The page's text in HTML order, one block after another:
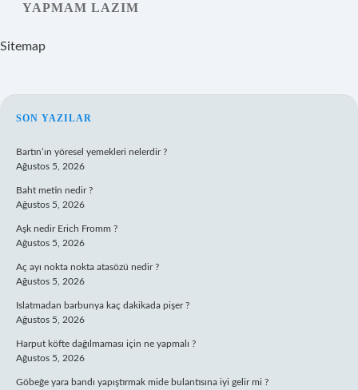
Yasal Uyarı
Hakkımızda
YAPMAM LAZIM
Sitemap
SIDEBAR
SON YAZILAR
Bartın’ın yöresel yemekleri nelerdir ?
Ağustos 5, 2026
Baht metin nedir ?
Ağustos 5, 2026
Aşk nedir Erich Fromm ?
Ağustos 5, 2026
Aç ayı nokta nokta atasözü nedir ?
Ağustos 5, 2026
Islatmadan barbunya kaç dakikada pişer ?
Ağustos 5, 2026
Harput köfte dağılmaması için ne yapmalı ?
Ağustos 5, 2026
Göbeğe yara bandı yapıştırmak mide bulantısına iyi gelir mi ?